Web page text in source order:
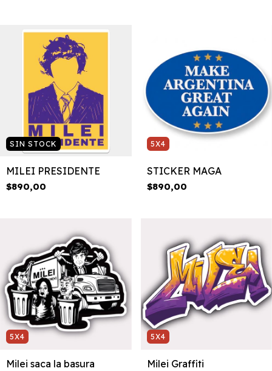
SIN STOCK
MILEI PRESIDENTE
$890,00
5X4
STICKER MAGA
$890,00
5X4
Milei saca la basura
5X4
Milei Graffiti